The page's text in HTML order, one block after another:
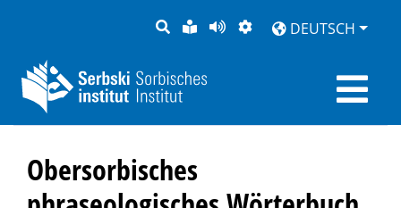
SUCHELEICHTE
SPRACHE
SEITEDARSTELLUNG
DEUTSCH
Obersorbisches